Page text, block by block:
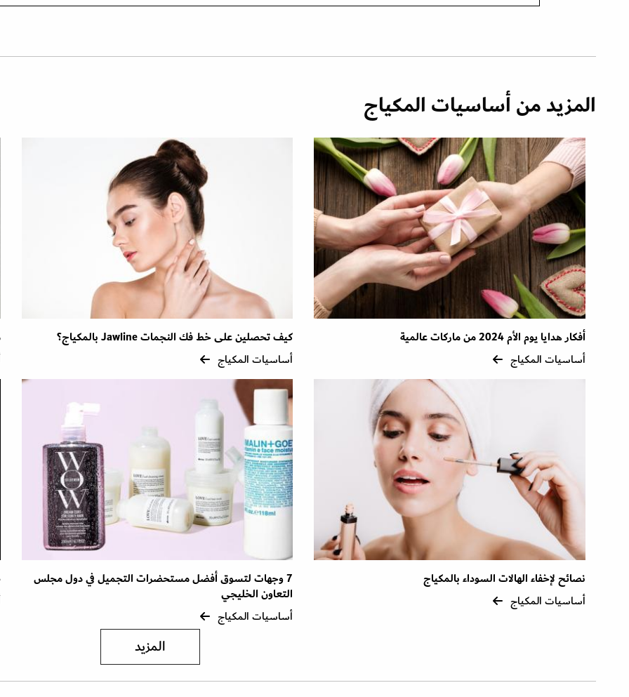
المزيد من أساسيات المكياج
أفكار هدايا يوم الأم 2024 من ماركات عالمية
أساسيات المكياج
كيف تحصلين على خط فك النجمات Jawline بالمكياج؟
أساسيات المكياج
نصائح لإخفاء الهالات السوداء بالمكياج
أساسيات المكياج
7 وجهات لتسوق أفضل مستحضرات التجميل في دول مجلس
التعاون الخليجي
أساسيات المكياج
المزيد